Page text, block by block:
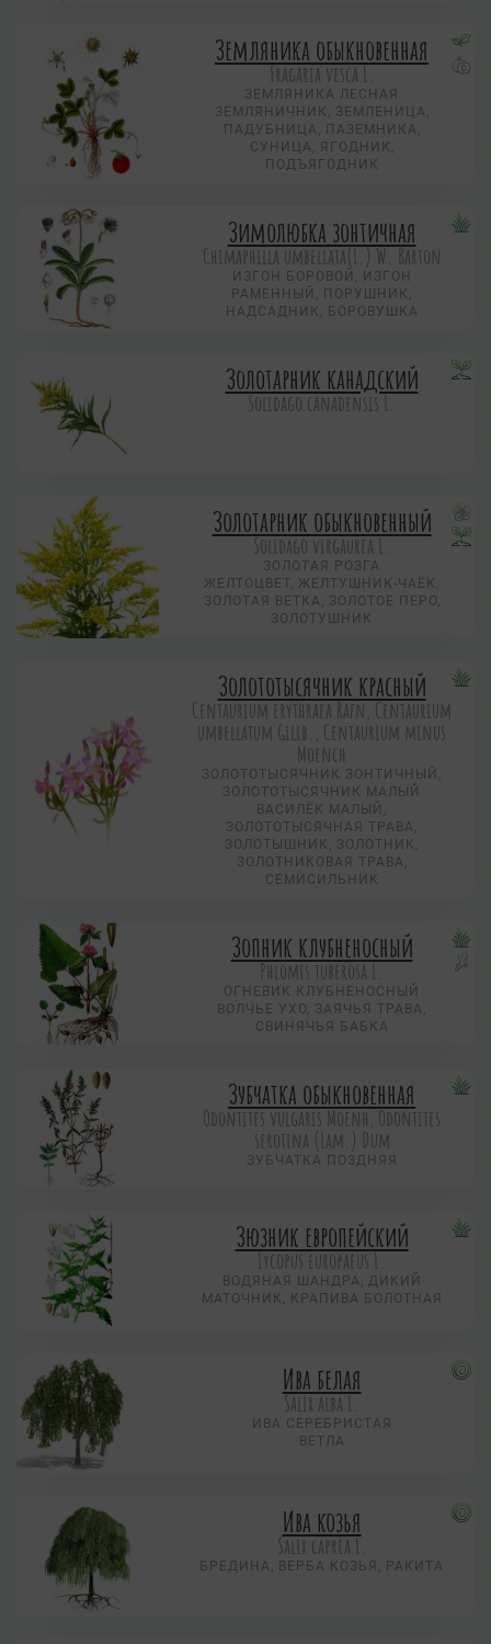
Земляника обыкновенная
Fragaria vesca L.
ЗЕМЛЯНИКА ЛЕСНАЯ
ЗЕМЛЯНИЧНИК, ЗЕМЛЕНИЦА,
ПАДУБНИЦА, ПАЗЕМНИКА,
СУНИЦА, ЯГОДНИК,
ПОДЪЯГОДНИК
Зимолюбка зонтичная
Chimaphilla umbellata(L.) W. Barton
ИЗГОН БОРОВОЙ, ИЗГОН
РАМЕННЫЙ, ПОРУШНИК,
НАДСАДНИК, БОРОВУШКА
Золотарник канадский
Solidago canadensis L.
Золотарник обыкновенный
Solidago virgaurea L.
ЗОЛОТАЯ РОЗГА
ЖЕЛТОЦВЕТ, ЖЕЛТУШНИК-ЧАЁК,
ЗОЛОТАЯ ВЕТКА, ЗОЛОТОЕ ПЕРО,
ЗОЛОТУШНИК
Золототысячник красный
Centaurium erythraea Rafn, Centaurium
umbellatum Gilib., Centaurium minus
Moench
ЗОЛОТОТЫСЯЧНИК ЗОНТИЧНЫЙ,
ЗОЛОТОТЫСЯЧНИК МАЛЫЙ
ВАСИЛЁК МАЛЫЙ,
ЗОЛОТОТЫСЯЧНАЯ ТРАВА,
ЗОЛОТЫШНИК, ЗОЛОТНИК,
ЗОЛОТНИКОВАЯ ТРАВА,
СЕМИСИЛЬНИК
Зопник клубненосный
Phlomis tuberosa L.
ОГНЕВИК КЛУБНЕНОСНЫЙ
ВОЛЧЬЕ УХО, ЗАЯЧЬЯ ТРАВА,
СВИНЯЧЬЯ БАБКА
Зубчатка обыкновенная
Odontites vulgaris Moenh, Odontites
serotina (Lam.) Dum
ЗУБЧАТКА ПОЗДНЯЯ
Зюзник европейский
Lycopus europaeus L.
ВОДЯНАЯ ШАНДРА, ДИКИЙ
МАТОЧНИК, КРАПИВА БОЛОТНАЯ
Ива белая
Salix alba L.
ИВА СЕРЕБРИСТАЯ
ВЕТЛА
Ива козья
Salix caprea L.
БРЕДИНА, ВЕРБА КОЗЬЯ, РАКИТА